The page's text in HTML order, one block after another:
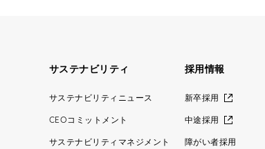
サステナビリティ
サステナビリティニュース
CEOコミットメント
サステナビリティマネジメント
採用情報
新卒採用
中途採用
障がい者採用